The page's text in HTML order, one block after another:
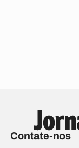
Contate-nos